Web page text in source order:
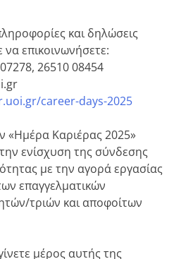
και δηλώσεις
επικοινωνήσετε:
26510 08454
career-days-2025
«Ημέρα Καριέρας 2025»
την ενίσχυση της σύνδεσης
με την αγορά εργασίας
επαγγελματικών
τριών και αποφοίτων
μέρος αυτής της